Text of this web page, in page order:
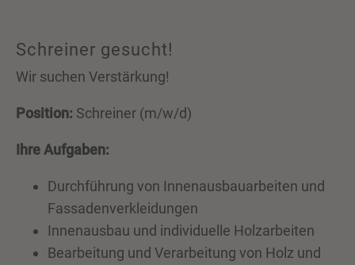
Schreiner gesucht!
Wir suchen Verstärkung!
Position: Schreiner (m/w/d)
Ihre Aufgaben:
Durchführung von Innenausbauarbeiten und
Fassadenverkleidungen
Innenausbau und individuelle Holzarbeiten
Bearbeitung und Verarbeitung von Holz und